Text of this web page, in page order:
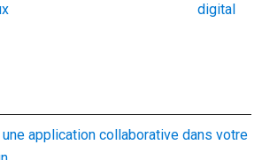
digital
application collaborative dans votre